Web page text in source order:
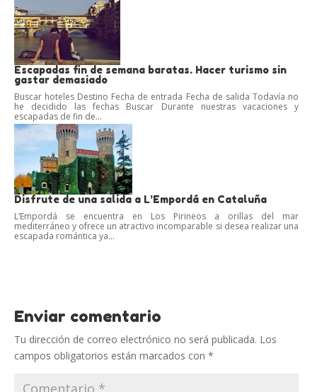
Escapadas fin de semana baratas. Hacer turismo sin
gastar demasiado
Buscar hoteles Destino Fecha de entrada Fecha de salida Todavía no
he decidido las fechas Buscar Durante nuestras vacaciones y
escapadas de fin de...
Disfrute de una salida a L’Empordá en Cataluña
L’Empordá se encuentra en Los Pirineos a orillas del mar
mediterráneo y ofrece un atractivo incomparable si desea realizar una
escapada romántica ya...
Enviar comentario
Tu dirección de correo electrónico no será publicada. Los
campos obligatorios están marcados con *